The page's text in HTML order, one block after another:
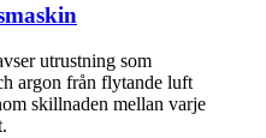
utrustning som
argon från flytande luft
skillnaden mellan varje